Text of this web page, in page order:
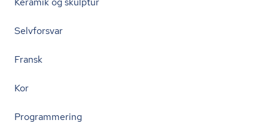
Selvforsvar
Fransk
Kor
Programmering